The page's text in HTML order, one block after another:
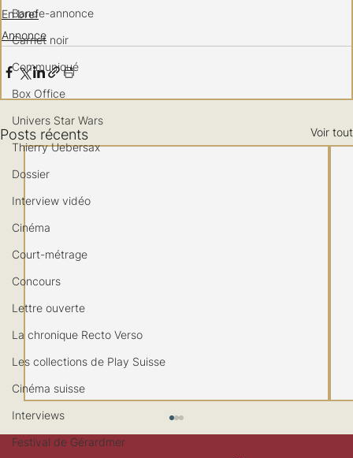
Bande-annonce
Carnet noir
Communiqué
Box Office
Univers Star Wars
Thierry Uebersax
Dossier
Interview vidéo
Cinéma
Court-métrage
Concours
Lettre ouverte
La chronique Recto Verso
Les collections de Play Suisse
Cinéma suisse
Interviews
Festival de Gérardmer
En bref
Annonce
Posts récents Voir tout